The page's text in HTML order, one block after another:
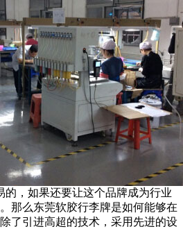
的，如果还要让这个品牌成为行业
那么东莞软胶行李牌是如何能够在
了引进高超的技术，采用先进的设